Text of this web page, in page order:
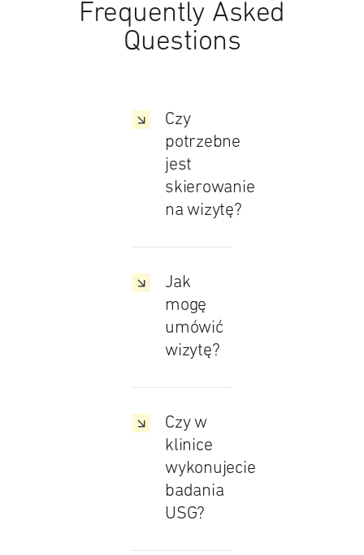
Frequently Asked
Questions
Czy
potrzebne
jest
skierowanie
na wizytę?
Jak
mogę
umówić
wizytę?
Czy w
klinice
wykonujecie
badania
USG?